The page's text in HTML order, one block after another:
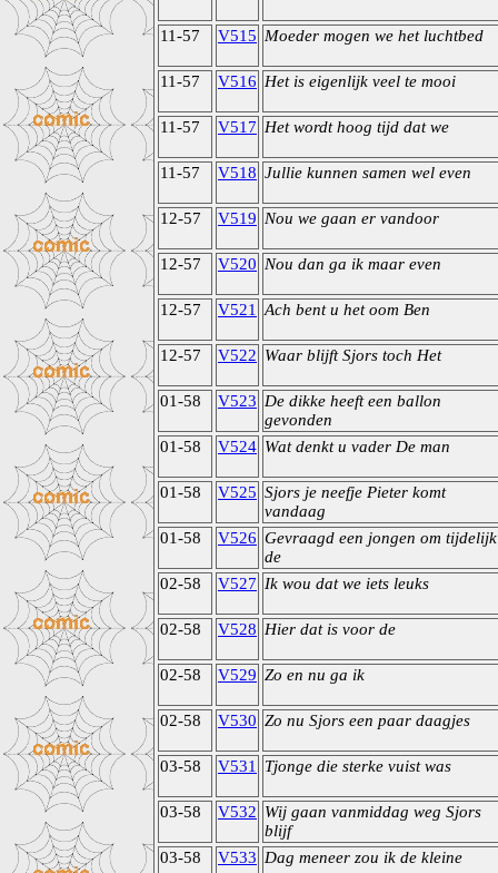
11-57 V515 Moeder mogen we het luchtbed
11-57 V516 Het is eigenlijk veel te mooi
11-57 V517 Het wordt hoog tijd dat we
11-57 V518 Jullie kunnen samen wel even
12-57 V519 Nou we gaan er vandoor
12-57 V520 Nou dan ga ik maar even
12-57 V521 Ach bent u het oom Ben
12-57 V522 Waar blijft Sjors toch Het
01-58 V523 De dikke heeft een ballon
gevonden
01-58
V524 Wat denkt u vader De man
01-58 V525 Sjors je neefje Pieter komt
vandaag
01-58
V526 Gevraagd een jongen om tijdelijk
de
02-58
V527 Ik wou dat we iets leuks
02-58 V528 Hier dat is voor de
02-58 V529 Zo en nu ga ik
02-58 V530 Zo nu Sjors een paar daagjes
03-58 V531 Tjonge die sterke vuist was
03-58 V532 Wij gaan vanmiddag weg Sjors
blijf
03-58
V533 Dag meneer zou ik de kleine